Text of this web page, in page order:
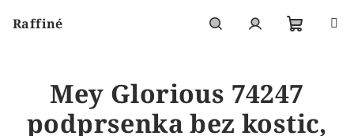
Raffiné
košík
Mey Glorious 74247
podprsenka bez kostic,